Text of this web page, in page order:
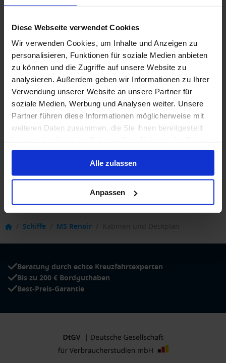
Diese Webseite verwendet Cookies
Wir verwenden Cookies, um Inhalte und Anzeigen zu
personalisieren, Funktionen für soziale Medien anbieten
zu können und die Zugriffe auf unsere Website zu
analysieren. Außerdem geben wir Informationen zu Ihrer
Verwendung unserer Website an unsere Partner für
soziale Medien, Werbung und Analysen weiter. Unsere
Partner führen diese Informationen möglicherweise mit
weiteren Daten zusammen, die Sie ihnen bereitgestellt
gesammelt haben.
Alle zulassen
Anpassen
Schiffe MS Renoir
Beratung durch echte Kreuzfahrtexperten
Bis zu 200 € Bordguthaben
Best-Preis-Garantie